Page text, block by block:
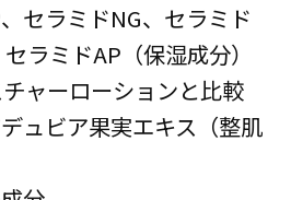
セラミドNG、セラミド
ラミドAP（保湿成分）
ャーローションと比較
ュビア果実エキス（整肌